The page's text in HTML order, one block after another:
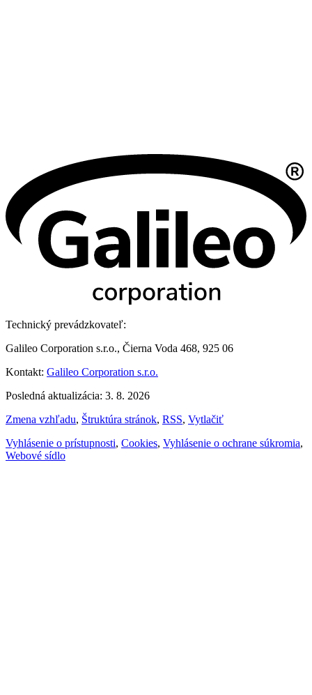
Technický prevádzkovateľ:
Galileo Corporation s.r.o., Čierna Voda 468, 925 06
Kontakt: Galileo Corporation s.r.o.
Posledná aktualizácia: 3. 8. 2026
Zmena vzhľadu, Štruktúra stránok, RSS, Vytlačiť
Vyhlásenie o prístupnosti, Cookies, Vyhlásenie o ochrane súkromia,
Webové sídlo